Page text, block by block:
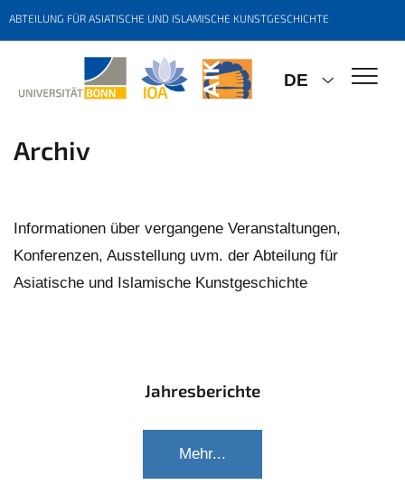
ABTEILUNG FÜR ASIATISCHE UND ISLAMISCHE KUNSTGESCHICHTE
DE
Archiv
Informationen über vergangene Veranstaltungen,
Konferenzen, Ausstellung uvm. der Abteilung für
Asiatische und Islamische Kunstgeschichte
Jahresberichte
Mehr...